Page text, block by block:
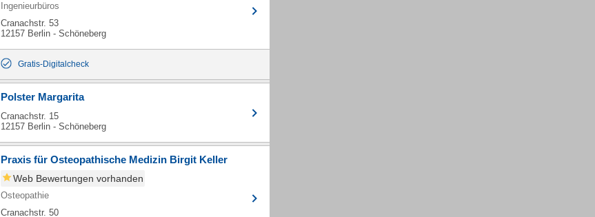
Ingenieurbüros
Cranachstr. 53
12157 Berlin - Schöneberg
Gratis-Digitalcheck
Polster Margarita
Cranachstr. 15
12157 Berlin - Schöneberg
Praxis für Osteopathische Medizin Birgit Keller
Web Bewertungen vorhanden
Osteopathie
Cranachstr. 50